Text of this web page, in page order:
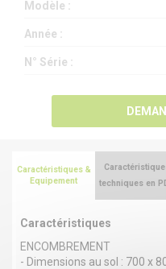
Modèle :
Année :
N° Série :
Caractéristiques &
Equipement
Caractéristiques
ENCOMBREMENT
- Dimensions au sol : 700 x
techniques en